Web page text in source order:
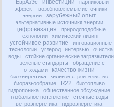
ЕврАзЭс
инвестиции
парниковый
эффект
возобновляемые источники
энергии
зарубежный опыт
альтернативные источники энергии
цифровизация
природоподобные
технологии
химический лизинг
устойчивое развитие
инновационные
технологии
углерод интервью
очистка
воды
стойкие органические загрязнители
зеленые стандарты
обращение с
отходами
качество жизни
биоэнергетика
зеленое строительство
биоразнообразие
R22
биотопливо
гидропоника
общественное обсуждение
глобальное потепление
сточные воды
ветроэнергетика
гидроэнергетика